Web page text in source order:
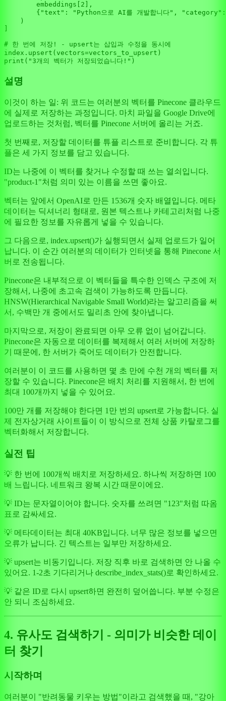
        embeddings[
2 ],
        {
"text" : "Python으로 AI를 개발합니다" , "category"
    )
]
# 한 번에 저장! - upsert는 삽입과 수정을 동시에
print ( "3개의 벡터가 저장되었습니다!"
설명
이것이 하는 일: 위 코드는 여러분의 벡터를 Pinecone 클라우드
에 실제로 저장하는 과정입니다. 마치 파일을 Google Drive에
업로드하는 것처럼, 벡터를 Pinecone 서버에 올리는 거죠.
첫 번째로, 저장할 데이터를 튜플 리스트로 준비합니다. 각 튜
플은 세 가지 정보를 담고 있습니다.
ID는 나중에 이 벡터를 찾거나 수정할 때 쓰는 열쇠입니다.
"product-1"처럼 의미 있는 이름을 쓰면 좋아요.
벡터는 앞에서 OpenAI로 만든 1536개 숫자 배열입니다. 메타
데이터는 딕셔너리 형태로, 원본 텍스트나 카테고리처럼 나중
에 필요한 정보를 자유롭게 넣을 수 있습니다.
그 다음으로, index.upsert()가 실행되면서 실제 업로드가 일어
납니다. 이 순간 여러분의 데이터가 인터넷을 통해 Pinecone 서
버로 전송됩니다.
Pinecone은 내부적으로 이 벡터들을 특수한 인덱스 구조에 저
장해서, 나중에 초고속 검색이 가능하도록 만듭니다.
HNSW(Hierarchical Navigable Small World)라는 알고리즘을 써
서, 수백만 개 중에서도 밀리초 안에 찾아냅니다.
마지막으로, 저장이 완료되면 아무 오류 없이 넘어갑니다.
Pinecone은 자동으로 데이터를 복제해서 여러 서버에 저장하
기 때문에, 한 서버가 죽어도 데이터가 안전합니다.
여러분이 이 코드를 사용하면 몇 초 만에 수천 개의 벡터를 저
장할 수 있습니다. Pinecone은 배치 처리를 지원해서, 한 번에
최대 100개까지 넣을 수 있어요.
100만 개를 저장해야 한다면 1만 번의 upsert로 가능합니다. 실
제 전자상거래 사이트들이 이 방식으로 전체 상품 카탈로그를
벡터화해서 저장합니다.
실전 팁
💡 한 번에 100개씩 배치로 저장하세요. 하나씩 저장하면 100
배 느립니다. 네트워크 왕복 시간 때문이에요.
💡 ID는 문자열이어야 합니다. 숫자를 쓰려면 "123"처럼 따옴
표로 감싸세요.
💡 메타데이터는 최대 40KB입니다. 너무 많은 정보를 넣으면
오류가 납니다. 긴 텍스트는 일부만 저장하세요.
💡 upsert는 비동기입니다. 저장 직후 바로 검색하면 안 나올 수
있어요. 1-2초 기다리거나 describe_index_stats()로 확인하세요.
💡 같은 ID로 다시 upsert하면 완전히 덮어씁니다. 부분 수정은
안 되니 조심하세요.
4. 유사도 검색하기 - 의미가 비슷한 데이
터 찾기
시작하며
여러분이 "반려동물 키우는 방법"이라고 검색했을 때, "강아